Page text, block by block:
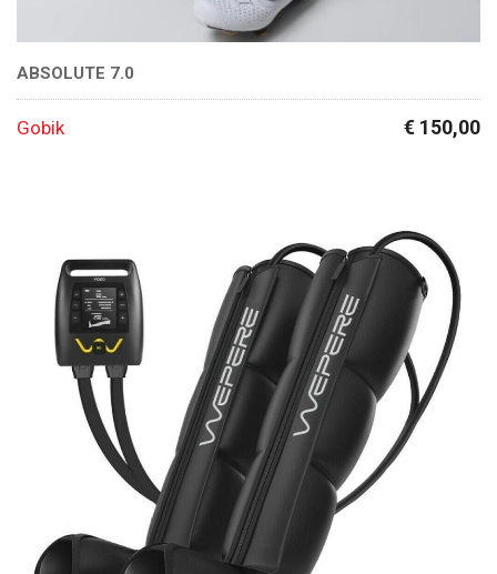
ABSOLUTE 7.0
Gobik € 150,00